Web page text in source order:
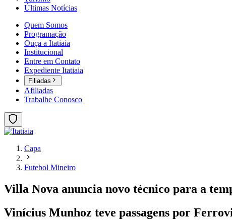
Últimas Notícias
Quem Somos
Programação
Ouça a Itatiaia
Institucional
Entre em Contato
Expediente Itatiaia
Filiadas
Afiliadas
Trabalhe Conosco
Capa
Futebol Mineiro
Villa Nova anuncia novo técnico para a
Vinícius Munhoz teve passagens por